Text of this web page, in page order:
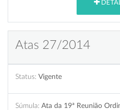
Atas 27/2014
Status: Vigente
Súmula: Ata da 19ª Reunião